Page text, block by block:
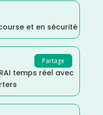
et en sécurité
Partage
temps réel avec